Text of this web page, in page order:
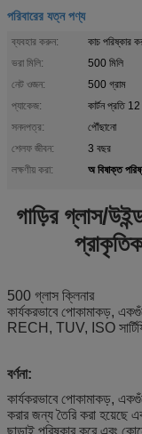
পরিবারের যত্ন পণ্য
ব্যবহার করুন:
কাচ পরিষ্কার
ভরা মিলি:
500 মিলি
নেট ওজন:
500 গ্রাম
প্যাকেজ:
কার্টন প্রতি 12
সনদপত্র:
পৌঁছানো
শেলফ জীবন:
3 বছর
লক্ষণীয় করা:
অ বিষাক্ত
গাড়ির গ্লাস/
500 গ্লাস ক্লিনার
কার্যকরভাবে পোকামাকড়,
RECH, TUV, ISO
বর্ণনা:
কার্যকরভাবে পোকামাকড়,
করার জন্য তৈরি করা হয়েছে
ছাড়াই পরিষ্কার করে এবং